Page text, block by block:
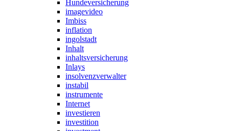
Hundeversicherung
imagevideo
Imbiss
inflation
ingolstadt
Inhalt
inhaltsversicherung
Inlays
insolvenzverwalter
instabil
instrumente
Internet
investieren
investition